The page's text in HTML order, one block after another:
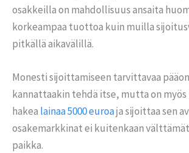
osakkeilla on mahdollisuus ansaita
korkeampaa tuottoa kuin muilla
pitkällä aikavälillä.
Monesti sijoittamiseen tarvittavaa
kannattaakin tehdä itse, mutta on
hakea lainaa 5000 euroaja sijoittaa sen
osakemarkkinat ei kuitenkaan
paikka.